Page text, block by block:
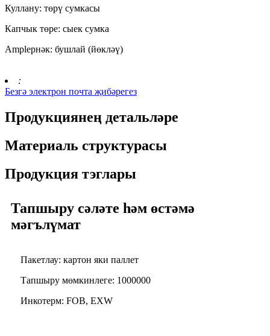
Куллану: төрү сумкасы
Капчык төре: сыек сумка
Ampleрнәк: бушлай (йөкләү)
:
Безгә электрон почта җибәрегез
Продукциянең детальләре
Материаль структурасы
Продукция тэглары
Тапшыру сәләте һәм өстәмә
мәгълүмат
Пакетлау: картон яки паллет
Тапшыру мөмкинлеге: 1000000
Инкотерм: FOB, EXW